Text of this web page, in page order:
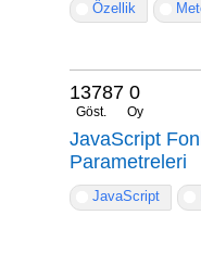
Özellik
13787
Göst.
0
Oy
JavaScript
Parametreleri
JavaScript